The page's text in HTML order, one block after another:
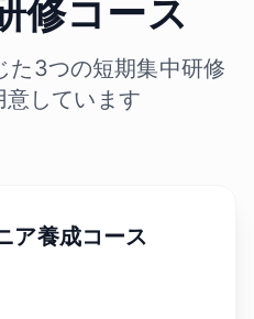
修コース
た3つの短期集中研修
意しています
ア養成コース